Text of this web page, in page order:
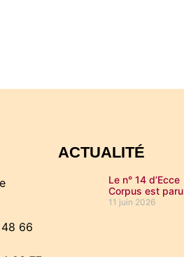
66
ACTUALITÉ
Le n° 14 d’Ecce
Corpus est paru
11 juin 2026